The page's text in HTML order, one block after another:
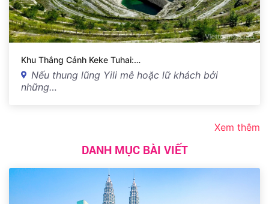
Khu Thắng Cảnh Keke Tuhai:…
Nếu thung lũng Yili mê hoặc lữ khách bởi
những…
Xem thêm
DANH MỤC BÀI VIẾT